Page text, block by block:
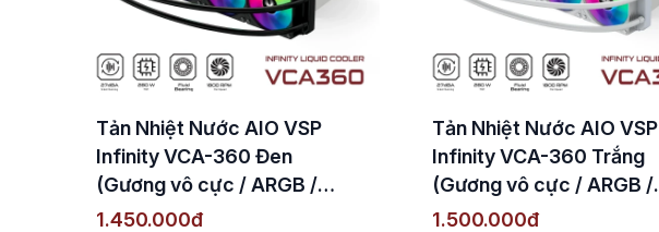
Tản Nhiệt Nước AIO VSP
Infinity VCA-360 Đen
(Gương vô cực / ARGB /
360mm / TDP 280W)
1.450.000đ
Tản Nhiệt Nước AIO VSP
Infinity VCA-360 Trắng
(Gương vô cực / ARGB /
360mm / TDP 280W)
1.500.000đ